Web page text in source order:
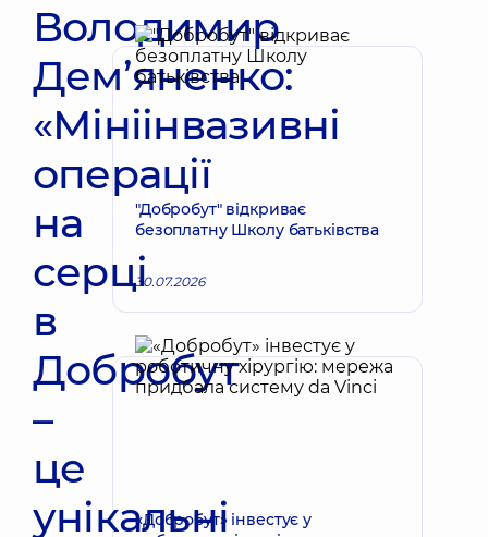
Володимир
Дем’яненко:
«Мініінвазивні
операції
на
серці
в
Добробут
–
це
унікальні
"Добробут" відкриває
безоплатну Школу батьківства
30.07.2026
«Добробут» інвестує у